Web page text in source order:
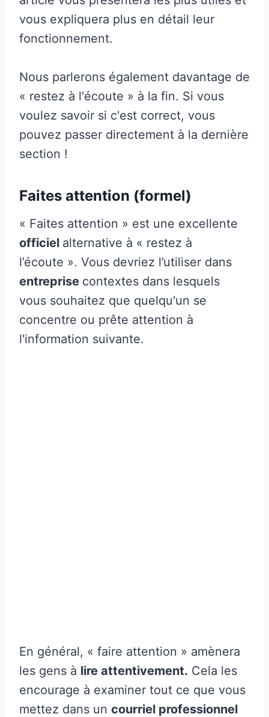
vous expliquera plus en détail leur
fonctionnement.
Nous parlerons également davantage de
« restez à l'écoute » à la fin. Si vous
voulez savoir si c'est correct, vous
pouvez passer directement à la dernière
section !
Faites attention (formel)
« Faites attention » est une excellente
officiel alternative à « restez à
l’écoute ». Vous devriez l’utiliser dans
entreprise contextes dans lesquels
vous souhaitez que quelqu'un se
concentre ou prête attention à
l'information suivante.
En général, « faire attention » amènera
les gens à lire attentivement. Cela les
encourage à examiner tout ce que vous
mettez dans un courriel professionnel